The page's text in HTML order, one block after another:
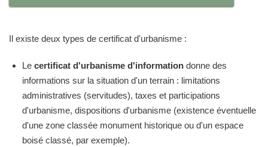
Il existe deux types de certificat d'urbanisme :
Le certificat d'urbanisme d'information donne des
informations sur la situation d'un terrain : limitations
administratives (servitudes), taxes et participations
d'urbanisme, dispositions d'urbanisme (existence éventuelle
d'une zone classée monument historique ou d'un espace
boisé classé, par exemple).